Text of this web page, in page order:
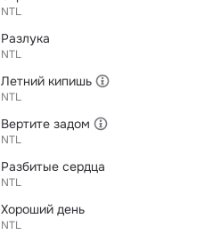
NTL
Разлука
NTL
Летний кипишь
NTL
Вертите задом
NTL
Разбитые сердца
NTL
Хороший день
NTL